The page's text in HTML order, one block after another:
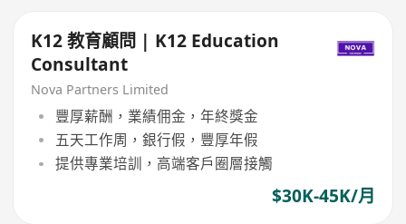
K12 教育顧問 | K12 Education
Consultant
Nova Partners Limited
豐厚薪酬，業績佣金，年終獎金
五天工作周，銀行假，豐厚年假
提供專業培訓，高端客戶圈層接觸
$30K-45K/月